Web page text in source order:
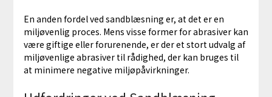
En anden fordel ved sandblæsning er, at det er en
miljøvenlig proces. Mens visse former for abrasiver kan
være giftige eller forurenende, er der et stort udvalg af
miljøvenlige abrasiver til rådighed, der kan bruges til
at minimere negative miljøpåvirkninger.